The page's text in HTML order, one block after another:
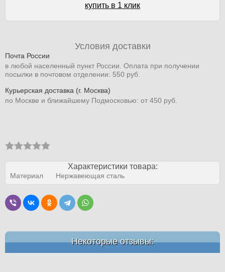
купить в 1 клик
Условия доставки
Почта России
в любой населенный пункт России. Оплата при получении
посылки в почтовом отделении: 550 руб.
Курьерская доставка (г. Москва)
по Москве и ближайшему Подмосковью: от 450 руб.
Характеристики товара:
Материал Нержавеющая сталь
Некоторые отзывы: